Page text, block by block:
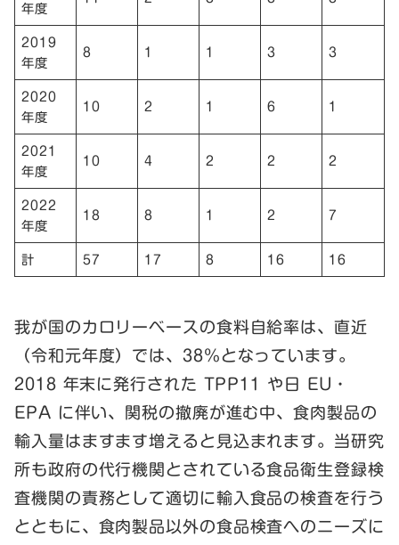
年度
2019
年度
8 1 1 3 3
2020
年度
10 2 1 6 1
2021
年度
10 4 2 2 2
2022
年度
18 8 1 2 7
計 57 17 8 16 16
我が国のカロリーベースの食料自給率は、直近
（令和元年度）では、38％となっています。
2018 年末に発行された TPP11 や日 EU・
EPA に伴い、関税の撤廃が進む中、食肉製品の
輸入量はますます増えると見込まれます。当研究
所も政府の代行機関とされている食品衛生登録検
査機関の責務として適切に輸入食品の検査を行う
とともに、食肉製品以外の食品検査へのニーズに